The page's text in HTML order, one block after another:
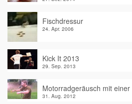
Fischdressur
24. Apr. 2006
Kick It 2013
29. Sep. 2013
Motorradgeräusch mit einer
31. Aug. 2012